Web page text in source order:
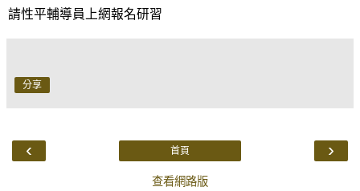
請性平輔導員上網報名研習
分享
‹ ›
首頁
查看網路版